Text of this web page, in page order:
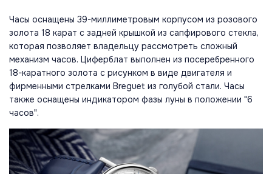
Часы оснащены 39-миллиметровым корпусом из розового
золота 18 карат с задней крышкой из сапфирового стекла,
которая позволяет владельцу рассмотреть сложный
механизм часов. Циферблат выполнен из посеребренного
18-каратного золота с рисунком в виде двигателя и
фирменными стрелками Breguet из голубой стали. Часы
также оснащены индикатором фазы луны в положении "6
часов".